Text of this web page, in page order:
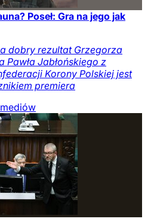
Poseł: Gra na jego jak
dobry rezultat Grzegorza
Pawła Jabłońskiego z
Korony Polskiej jest
premiera